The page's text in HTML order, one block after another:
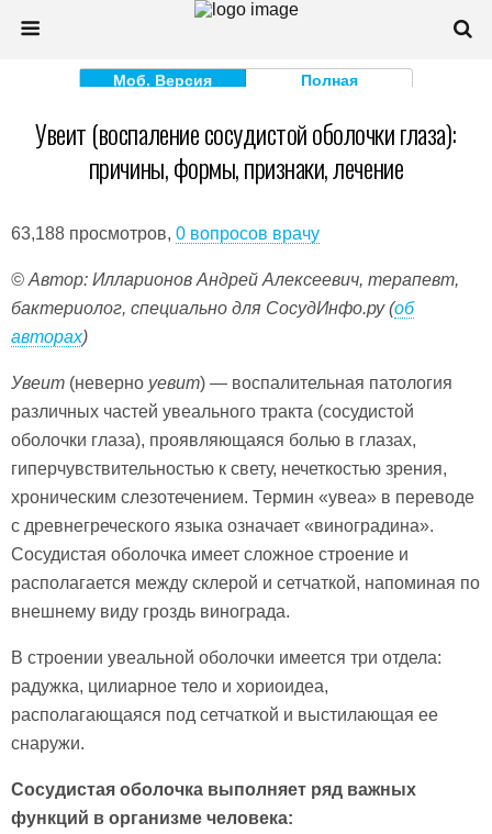
Моб. Версия Полная
Увеит (воспаление сосудистой оболочки глаза):
причины, формы, признаки, лечение
63,188 просмотров, 0 вопросов врачу
© Автор: Илларионов Андрей Алексеевич, терапевт,
бактериолог, специально для СосудИнфо.ру (об
авторах)
Увеит (неверно уевит) — воспалительная патология
различных частей увеального тракта (сосудистой
оболочки глаза), проявляющаяся болью в глазах,
гиперчувствительностью к свету, нечеткостью зрения,
хроническим слезотечением. Термин «увеа» в переводе
с древнегреческого языка означает «виноградина».
Сосудистая оболочка имеет сложное строение и
располагается между склерой и сетчаткой, напоминая по
внешнему виду гроздь винограда.
В строении увеальной оболочки имеется три отдела:
радужка, цилиарное тело и хориоидеа,
располагающаяся под сетчаткой и выстилающая ее
снаружи.
Сосудистая оболочка выполняет ряд важных
функций в организме человека: